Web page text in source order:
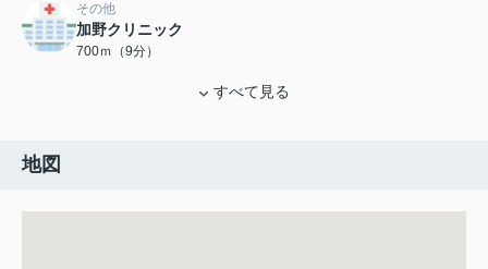
その他
加野クリニック
700ｍ（9分）
すべて見る
地図